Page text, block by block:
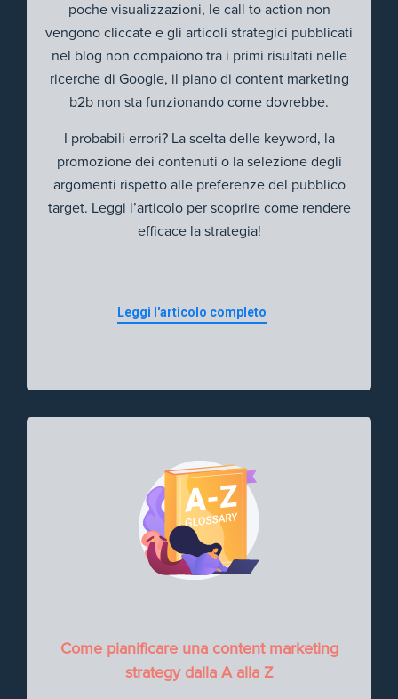
poche visualizzazioni, le call to action non
vengono cliccate e gli articoli strategici pubblicati
nel blog non compaiono tra i primi risultati nelle
ricerche di Google, il piano di content marketing
b2b non sta funzionando come dovrebbe.
I probabili errori? La scelta delle keyword, la
promozione dei contenuti o la selezione degli
argomenti rispetto alle preferenze del pubblico
target. Leggi l’articolo per scoprire come rendere
efficace la strategia!
Leggi l'articolo completo
Come pianificare una content marketing
strategy dalla A alla Z